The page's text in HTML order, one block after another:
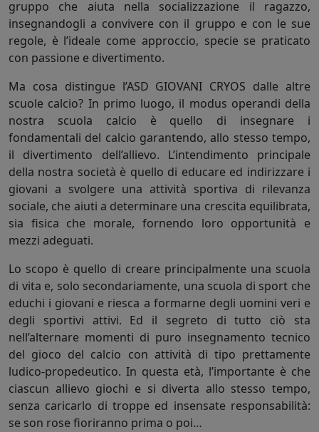
gruppo che aiuta nella socializzazione il ragazzo,
insegnandogli a convivere con il gruppo e con le sue
regole, è l’ideale come approccio, specie se praticato
con passione e divertimento.
Ma cosa distingue l’ASD GIOVANI CRYOS dalle altre
scuole calcio? In primo luogo, il modus operandi della
nostra scuola calcio è quello di insegnare i
fondamentali del calcio garantendo, allo stesso tempo,
il divertimento dell’allievo. L’intendimento principale
della nostra società è quello di educare ed indirizzare i
giovani a svolgere una attività sportiva di rilevanza
sociale, che aiuti a determinare una crescita equilibrata,
sia fisica che morale, fornendo loro opportunità e
mezzi adeguati.
Lo scopo è quello di creare principalmente una scuola
di vita e, solo secondariamente, una scuola di sport che
educhi i giovani e riesca a formarne degli uomini veri e
degli sportivi attivi. Ed il segreto di tutto ciò sta
nell’alternare momenti di puro insegnamento tecnico
del gioco del calcio con attività di tipo prettamente
ludico-propedeutico. In questa età, l’importante è che
ciascun allievo giochi e si diverta allo stesso tempo,
senza caricarlo di troppe ed insensate responsabilità:
se son rose fioriranno prima o poi…